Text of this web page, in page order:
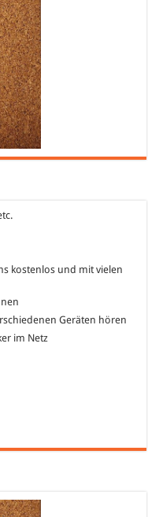
kostenlos und mit vielen
Geräten hören
im Netz